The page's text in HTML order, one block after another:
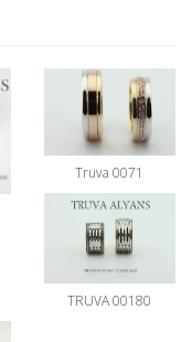
Truva 0071
TRUVA 00180